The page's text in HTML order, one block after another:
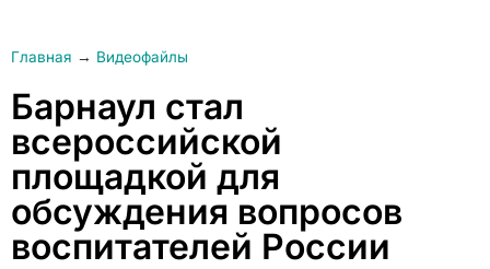
Главная → Видеофайлы
Барнаул стал
всероссийской
площадкой для
обсуждения вопросов
воспитателей России